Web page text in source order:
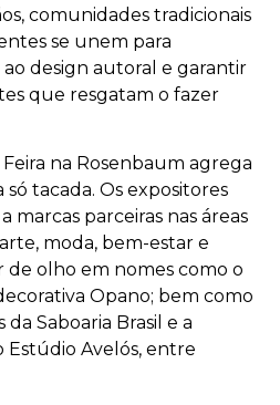
comunidades tradicionais
se unem para
design autoral e garantir
que resgatam o fazer
na Rosenbaum agrega
tacada. Os expositores
marcas parceiras nas áreas
moda, bem-estar e
de olho em nomes como o
Opano; bem como
Saboaria Brasil e a
Estúdio Avelós, entre